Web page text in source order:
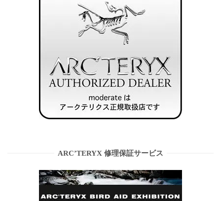
ARC’TERYX 修理保証サービス